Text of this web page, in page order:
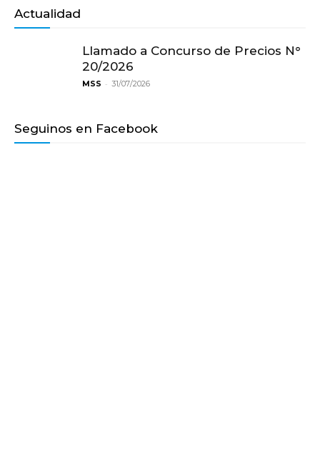
Actualidad
Llamado a Concurso de Precios N°
20/2026
MSS - 31/07/2026
Seguinos en Facebook